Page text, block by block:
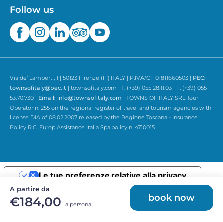
A partire da
€184,00 a persona
book now
Follow us
Via de’ Lamberti, 1 | 50123 Firenze (FI) ITALY | P.IVA/CF 01811660503 | PEC:
townsofitaly@pec.it | townsofitaly.com | T. (+39) 055 28.11.03 | F. (+39) 055
53.70.730 | Email: info@townsofitaly.com | TOWNS OF ITALY SRL Tour
Operator n. 255 on the regional register of travel and tourism agencies with
license DIA of 08.02.2007 released by the Regione Toscana - Insurance
Policy R.C. Europ Assistance Italia Spa policy n. 4710015
Informativa sulla raccolta
Le tue preferenze relative alla privacy